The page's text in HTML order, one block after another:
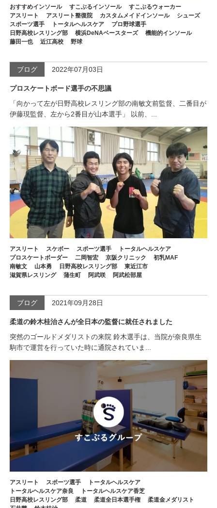
おすすめインソール すこぶるインソール
すこぶるウォーカー
アスリート
アスリート整復院 カスタムメイドインソール
シューズ
スポーツ選手
トータルヘルスケア
プロ野球選手
日野高校レスリング部
横浜DeNAベースターズ
機能的インソール
藤田一也
近江高校 野球
ブログ 2022年07月03日
プロスケートボード選手の不思議
「向かって左が日野高校レスリング部の南敏文前監督、二番目が
伊藤現監督、左から2番目が山本選手」 以前、...
アスリート スケボー スポーツ選手
トータルヘルスケア
プロスケートボーダー
二岡智宏 京阪クリニック
初乳MAF
南敏文
山本勇 日野高校レスリング部
東近江市
滋賀県レスリング
蒲生町 阿武咲 阿武松部屋
ブログ 2021年09月28日
柔道の鈴木桂治さんが全日本の監督に就任されました
突然のゴールドメダリストの来院 鈴木選手は、当院が奈良県生
駒市で運営を行っていた時に通院されていま...
アスリート スポーツ選手
トータルヘルスケア
トータルヘルスケア奈良
トータルヘルスケア香芝
日野高校レスリング部
柔道 柔道全日本選手権
柔道金メダリスト